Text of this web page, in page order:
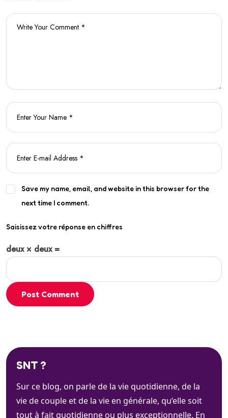
Save my name, email, and website in this browser for the
next time I comment.
Saisissez votre réponse en chiffres
deux × deux =
Post Comment
SNT ?
Sur ce blog, on parle de la vie quotidienne, de la
vie de couple et de la vie en générale, qu’elle soit
tout à fait quotidienne ou plus exceptionnelle. En